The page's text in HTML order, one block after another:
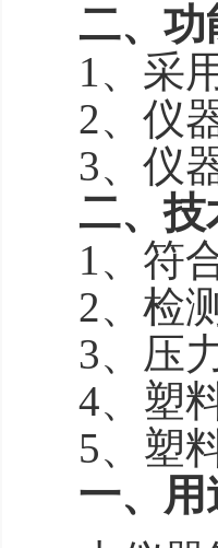
二、功
1、采
2、仪
3、仪
二、技
1、符
2、检
3、压
4、塑
5、塑
一、